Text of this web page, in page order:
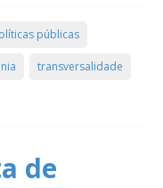
públicas
transversalidade
de